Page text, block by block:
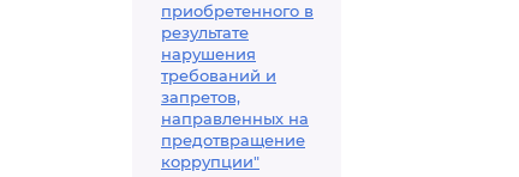
приобретенного в
результате
нарушения
требований и
запретов,
направленных на
предотвращение
коррупции"